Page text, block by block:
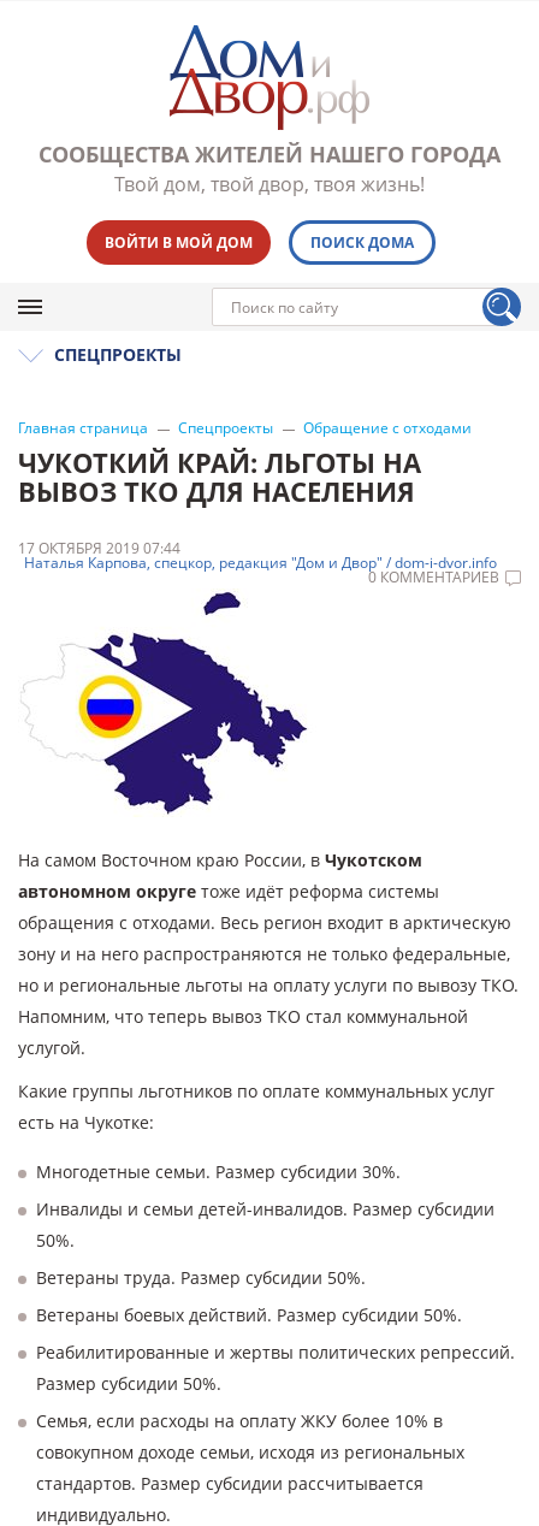
СООБЩЕСТВА ЖИТЕЛЕЙ НАШЕГО ГОРОДА
Твой дом, твой двор, твоя жизнь!
ВОЙТИ В МОЙ ДОМ ПОИСК ДОМА
СПЕЦПРОЕКТЫ
Главная страница Спецпроекты Обращение с отходами
ЧУКОТКИЙ КРАЙ: ЛЬГОТЫ НА
ВЫВОЗ ТКО ДЛЯ НАСЕЛЕНИЯ
17 ОКТЯБРЯ 2019 07:44
Наталья Карпова, спецкор, редакция "Дом и Двор" / dom-i-dvor.info
0 КОММЕНТАРИЕВ
На самом Восточном краю России, в Чукотском
автономном округе тоже идёт реформа системы
обращения с отходами. Весь регион входит в арктическую
зону и на него распространяются не только федеральные,
но и региональные льготы на оплату услуги по вывозу ТКО.
Напомним, что теперь вывоз ТКО стал коммунальной
услугой.
Какие группы льготников по оплате коммунальных услуг
есть на Чукотке:
Многодетные семьи. Размер субсидии 30%.
Инвалиды и семьи детей-инвалидов. Размер субсидии
50%.
Ветераны труда. Размер субсидии 50%.
Ветераны боевых действий. Размер субсидии 50%.
Реабилитированные и жертвы политических репрессий.
Размер субсидии 50%.
Семья, если расходы на оплату ЖКУ более 10% в
совокупном доходе семьи, исходя из региональных
стандартов. Размер субсидии рассчитывается
индивидуально.